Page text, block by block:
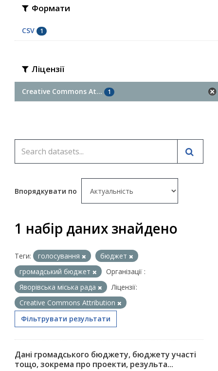
Формати
CSV 1
Ліцензії
Creative Commons At... 1
Впорядкувати по
1 набір даних знайдено
Теги: голосування
бюджет
громадський бюджет
Організації :
Яворівська міська рада
Ліцензії:
Creative Commons Attribution
Фільтрувати результати
Дані громадського бюджету, бюджету участі
тощо, зокрема про проекти, результа...